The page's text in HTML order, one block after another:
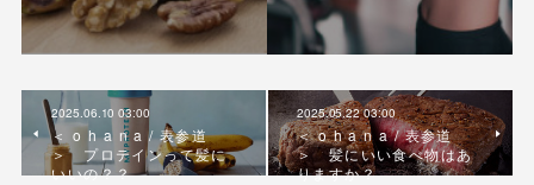
2025.06.10 03:00
＜ o h a n a / 表参道
＞ プロテインって髪に
いいの？？
2025.05.22 03:00
＜ o h a n a / 表参道
＞ 髪にいい食べ物はあ
りますか？